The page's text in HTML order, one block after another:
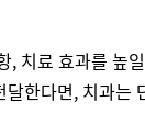
, 치료 효과를 높
한다면, 치과는